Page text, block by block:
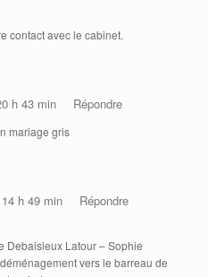
contact avec le cabinet.
h 43 min
Répondre
mariage gris
h 49 min
Répondre
Debaisieux Latour – Sophie
vers le barreau de